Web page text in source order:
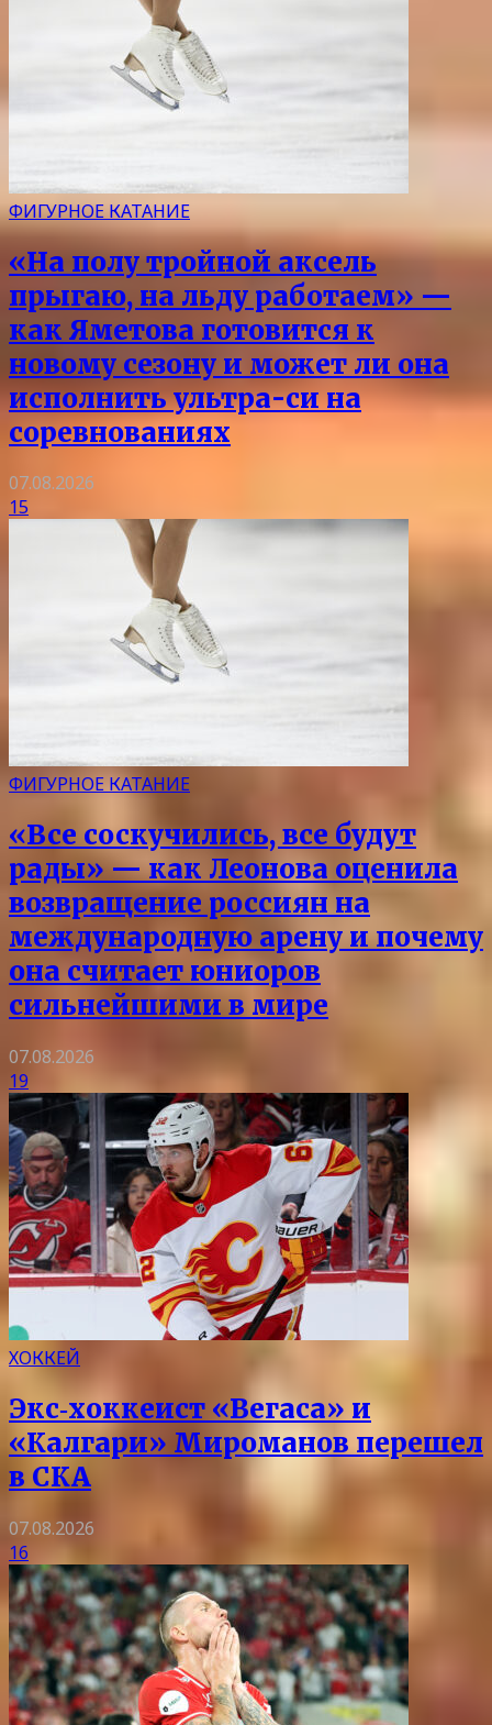
ФИГУРНОЕ КАТАНИЕ
«На полу тройной аксель
прыгаю, на льду работаем» —
как Яметова готовится к
новому сезону и может ли она
исполнить ультра-си на
соревнованиях
07.08.2026
15
ФИГУРНОЕ КАТАНИЕ
«Все соскучились, все будут
рады» — как Леонова оценила
возвращение россиян на
международную арену и почему
она считает юниоров
сильнейшими в мире
07.08.2026
19
ХОККЕЙ
Экс‑хоккеист «Вегаса» и
«Калгари» Мироманов перешел
в СКА
07.08.2026
16